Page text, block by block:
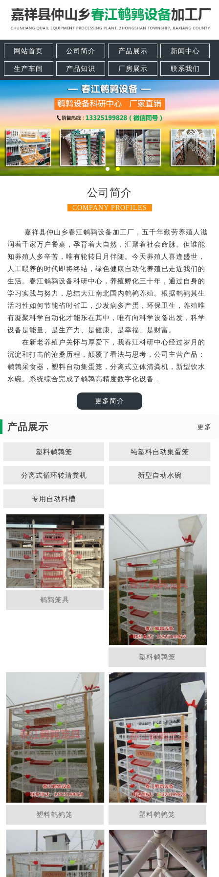
网站首页 公司简介 产品展示 新闻中心
生产车间 产品知识 厂房展示 联系我们
公司简介
COMPANY PROFILES
嘉祥县仲山乡春江鹌鹑设备加工厂，五千年勤劳养殖人滋
润着千家万户餐桌，孕育着大自然，汇聚着社会命脉。但谁能
知养殖人多辛苦，唯有轮转日月伴随。今天养殖人喜逢盛世，
人工喂养的时代即将终结，绿色健康自动化养殖已走近我们的
生活。春江鹌鹑设备科研中心，养殖孵化三十年，通过自身的
学习实践与努力，总结大江南北国内鹌鹑养殖。根据鹌鹑其生
活习性如何节能省时省工，少发病多产蛋，环保卫生，养殖唯
有凝聚科学自动化才能乐在其中，唯有向科学设备出发，科学
设备是能量、是生产力、是健康、是幸福、是财富。
在新老养殖户关怀与厚爱下，我春江科研中心经过岁月的
沉淀和打击的沧桑历程，颠覆了看法与思考，公司主营产品：
鹌鹑采食器，塑料自动集蛋笼，分离式立体清粪机，新型饮水
水碗。系统综合完成了鹌鹑高精度数字化设备...
更多简介
产品展示 更多
塑料鹌鹑笼 纯塑料自动集蛋笼
分离式循环转清粪机 新型自动水碗
专用自动料槽
鹌鹑笼具
塑料鹌鹑笼
塑料鹌鹑笼 塑料鹌鹑笼